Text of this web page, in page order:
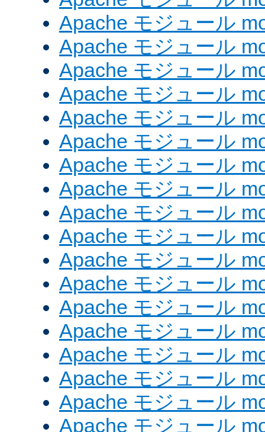
Apache モジュール
Apache モジュール
Apache モジュール
Apache モジュール
Apache モジュール
Apache モジュール
Apache モジュール
Apache モジュール
Apache モジュール
Apache モジュール
Apache モジュール
Apache モジュール
Apache モジュール
Apache モジュール
Apache モジュール
Apache モジュール
Apache モジュール
Apache モジュール